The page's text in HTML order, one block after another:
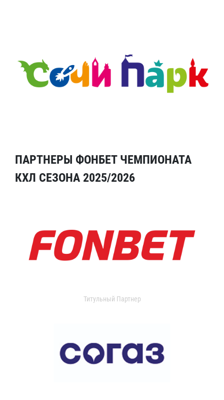
ПАРТНЕРЫ ФОНБЕТ ЧЕМПИОНАТА
КХЛ СЕЗОНА 2025/2026
Титульный Партнер